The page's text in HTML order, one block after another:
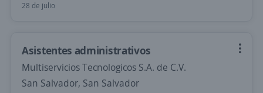
28 de julio
Asistentes administrativos
Multiservicios Tecnologicos S.A. de C.V.
San Salvador, San Salvador